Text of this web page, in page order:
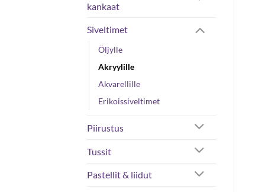
kankaat
Siveltimet
Öljylle
Akryylille
Akvarellille
Erikoissiveltimet
Piirustus
Tussit
Pastellit & liidut